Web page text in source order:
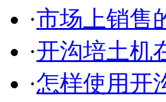
·市场上销售
·开沟培土机
·怎样使用开